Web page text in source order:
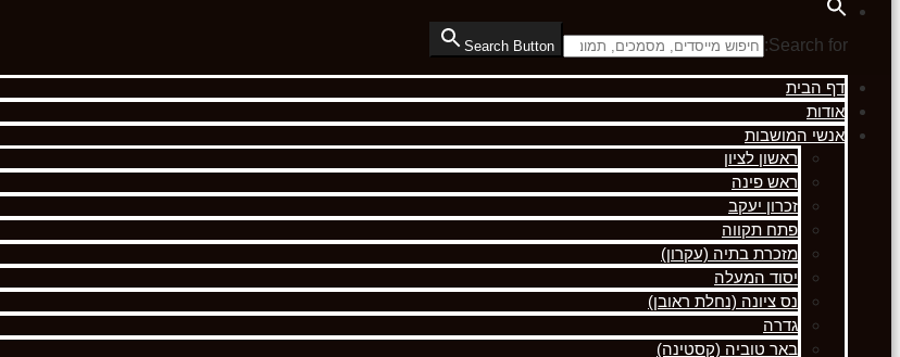
Search for:
Search Button
דף הבית
אודות
אנשי המושבות
ראשון לציון
ראש פינה
זכרון יעקב
פתח תקווה
מזכרת בתיה (עקרון)
יסוד המעלה
נס ציונה (נחלת ראובן)
גדרה
באר טוביה (קסטינה)